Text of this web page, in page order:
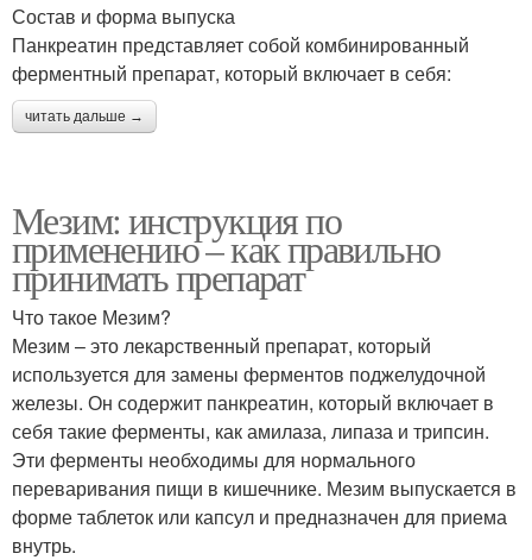
Состав и форма выпуска
Панкреатин представляет собой комбинированный
ферментный препарат, который включает в себя:
читать дальше →
Мезим: инструкция по
применению – как правильно
принимать препарат
Что такое Мезим?
Мезим – это лекарственный препарат, который
используется для замены ферментов поджелудочной
железы. Он содержит панкреатин, который включает в
себя такие ферменты, как амилаза, липаза и трипсин.
Эти ферменты необходимы для нормального
переваривания пищи в кишечнике. Мезим выпускается в
форме таблеток или капсул и предназначен для приема
внутрь.